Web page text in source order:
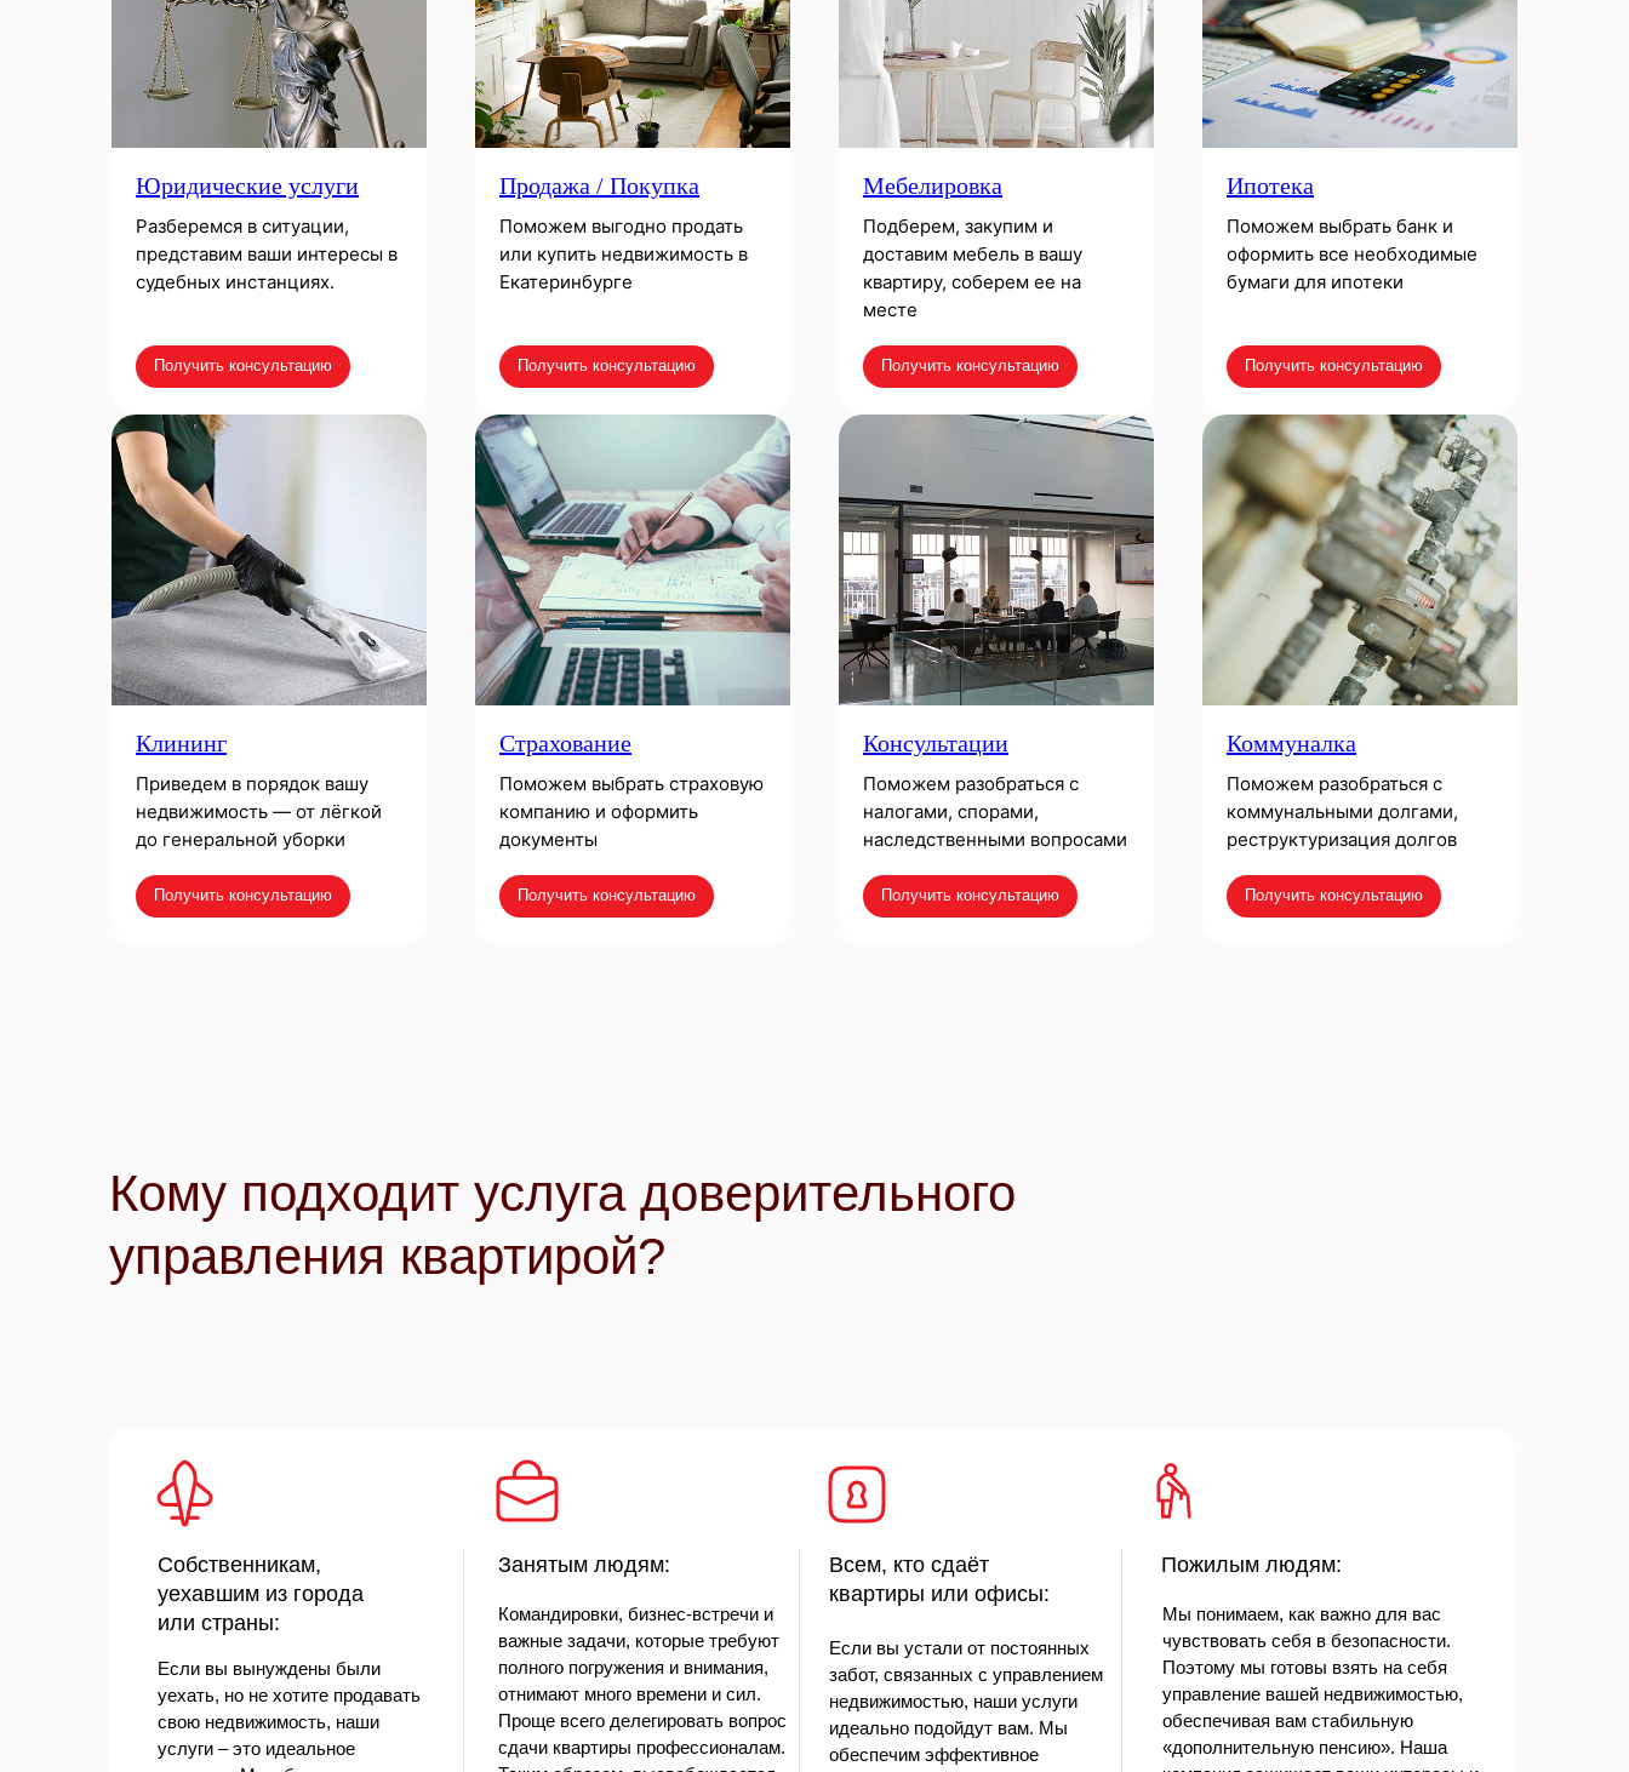
Юридические услуги
Разберемся в ситуации,
представим ваши интересы в
судебных инстанциях.
Получить консультацию
Продажа / Покупка
Поможем выгодно продать
или купить недвижимость в
Екатеринбурге
Получить консультацию
Мебелировка
Подберем, закупим и
доставим мебель в вашу
квартиру, соберем ее на
месте
Получить консультацию
Ипотека
Поможем выбрать банк и
оформить все необходимые
бумаги для ипотеки
Получить консультацию
Клининг
Приведем в порядок вашу
недвижимость — от лёгкой
до генеральной уборки
Получить консультацию
Страхование
Поможем выбрать страховую
компанию и оформить
документы
Получить консультацию
Консультации
Поможем разобраться с
налогами, спорами,
наследственными вопросами
Получить консультацию
Коммуналка
Поможем разобраться с
коммунальными долгами,
реструктуризация долгов
Получить консультацию
Кому подходит услуга доверительного
управления квартирой?
Если вы вынуждены были
уехать, но не хотите продавать
свою недвижимость, наши
услуги – это идеальное
Собственникам,
уехавшим из города
или страны:
Командировки, бизнес-встречи и
важные задачи, которые требуют
полного погружения и внимания,
отнимают много времени и сил.
Проще всего делегировать вопрос
сдачи квартиры профессионалам.
Занятым людям:
Если вы устали от постоянных
забот, связанных с управлением
недвижимостью, наши услуги
идеально подойдут вам. Мы
обеспечим эффективное
Мы понимаем, как важно для вас
чувствовать себя в безопасности.
Поэтому мы готовы взять на себя
управление вашей недвижимостью,
обеспечивая вам стабильную
«дополнительную пенсию». Наша
Всем, кто сдаёт
квартиры или офисы:
Пожилым людям: